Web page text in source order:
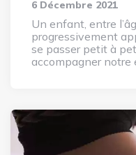
6 Décembre 2021
Un enfant, entre
progressivement
se passer petit à
accompagner